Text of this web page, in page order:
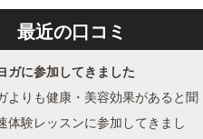
最近の口コミ
ガに参加してきました
よりも健康・美容効果があると聞
体験レッスンに参加してきまし